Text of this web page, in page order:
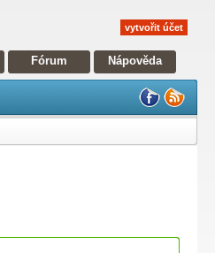
vytvořit účet
Fórum Nápověda